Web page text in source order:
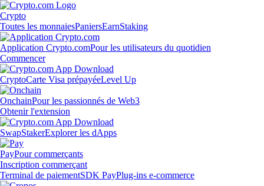
Crypto
Toutes les monnaiesPaniersEarnStaking
Application Crypto.comPour les utilisateurs du quotidien
Commencer
CryptoCarte Visa prépayéeLevel Up
OnchainPour les passionnés de Web3
Obtenir l'extension
SwapStakerExplorer les dApps
PayPour commerçants
Inscription commerçant
Terminal de paiementSDK PayPlug-ins e-commerce